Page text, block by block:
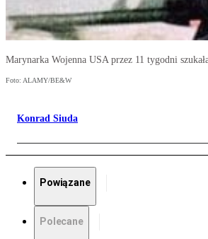
Marynarka Wojenna USA przez 11 tygodni
Foto: ALAMY/BE&W
Konrad Siuda
Powiązane
Polecane